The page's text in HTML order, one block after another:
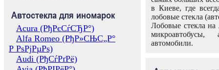
Автостекла для иномарок
Acura (РђРєСѓСЂР°)
Alfa Romeo (РђР»СЊС„Р°
Р РѕРјРµРѕ)
Audi (РђСѓРґРё)
в Киеве, где
лобовые стекла
Лобовые стекла на
микроавтобусы,
автомобили.